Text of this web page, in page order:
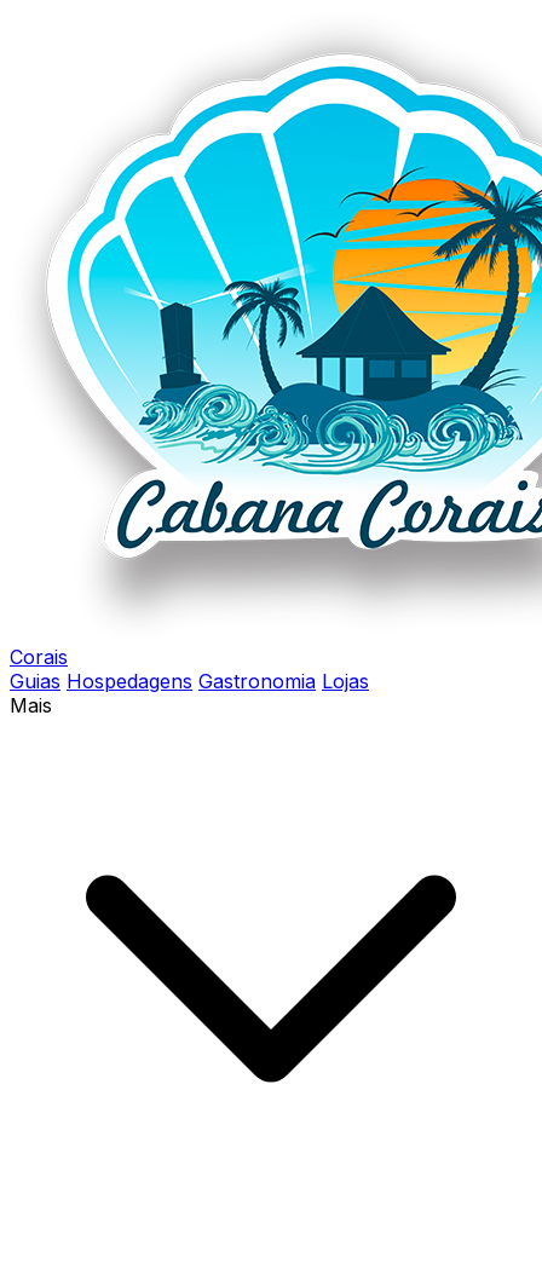
Corais
Guias Hospedagens Gastronomia Lojas
Mais